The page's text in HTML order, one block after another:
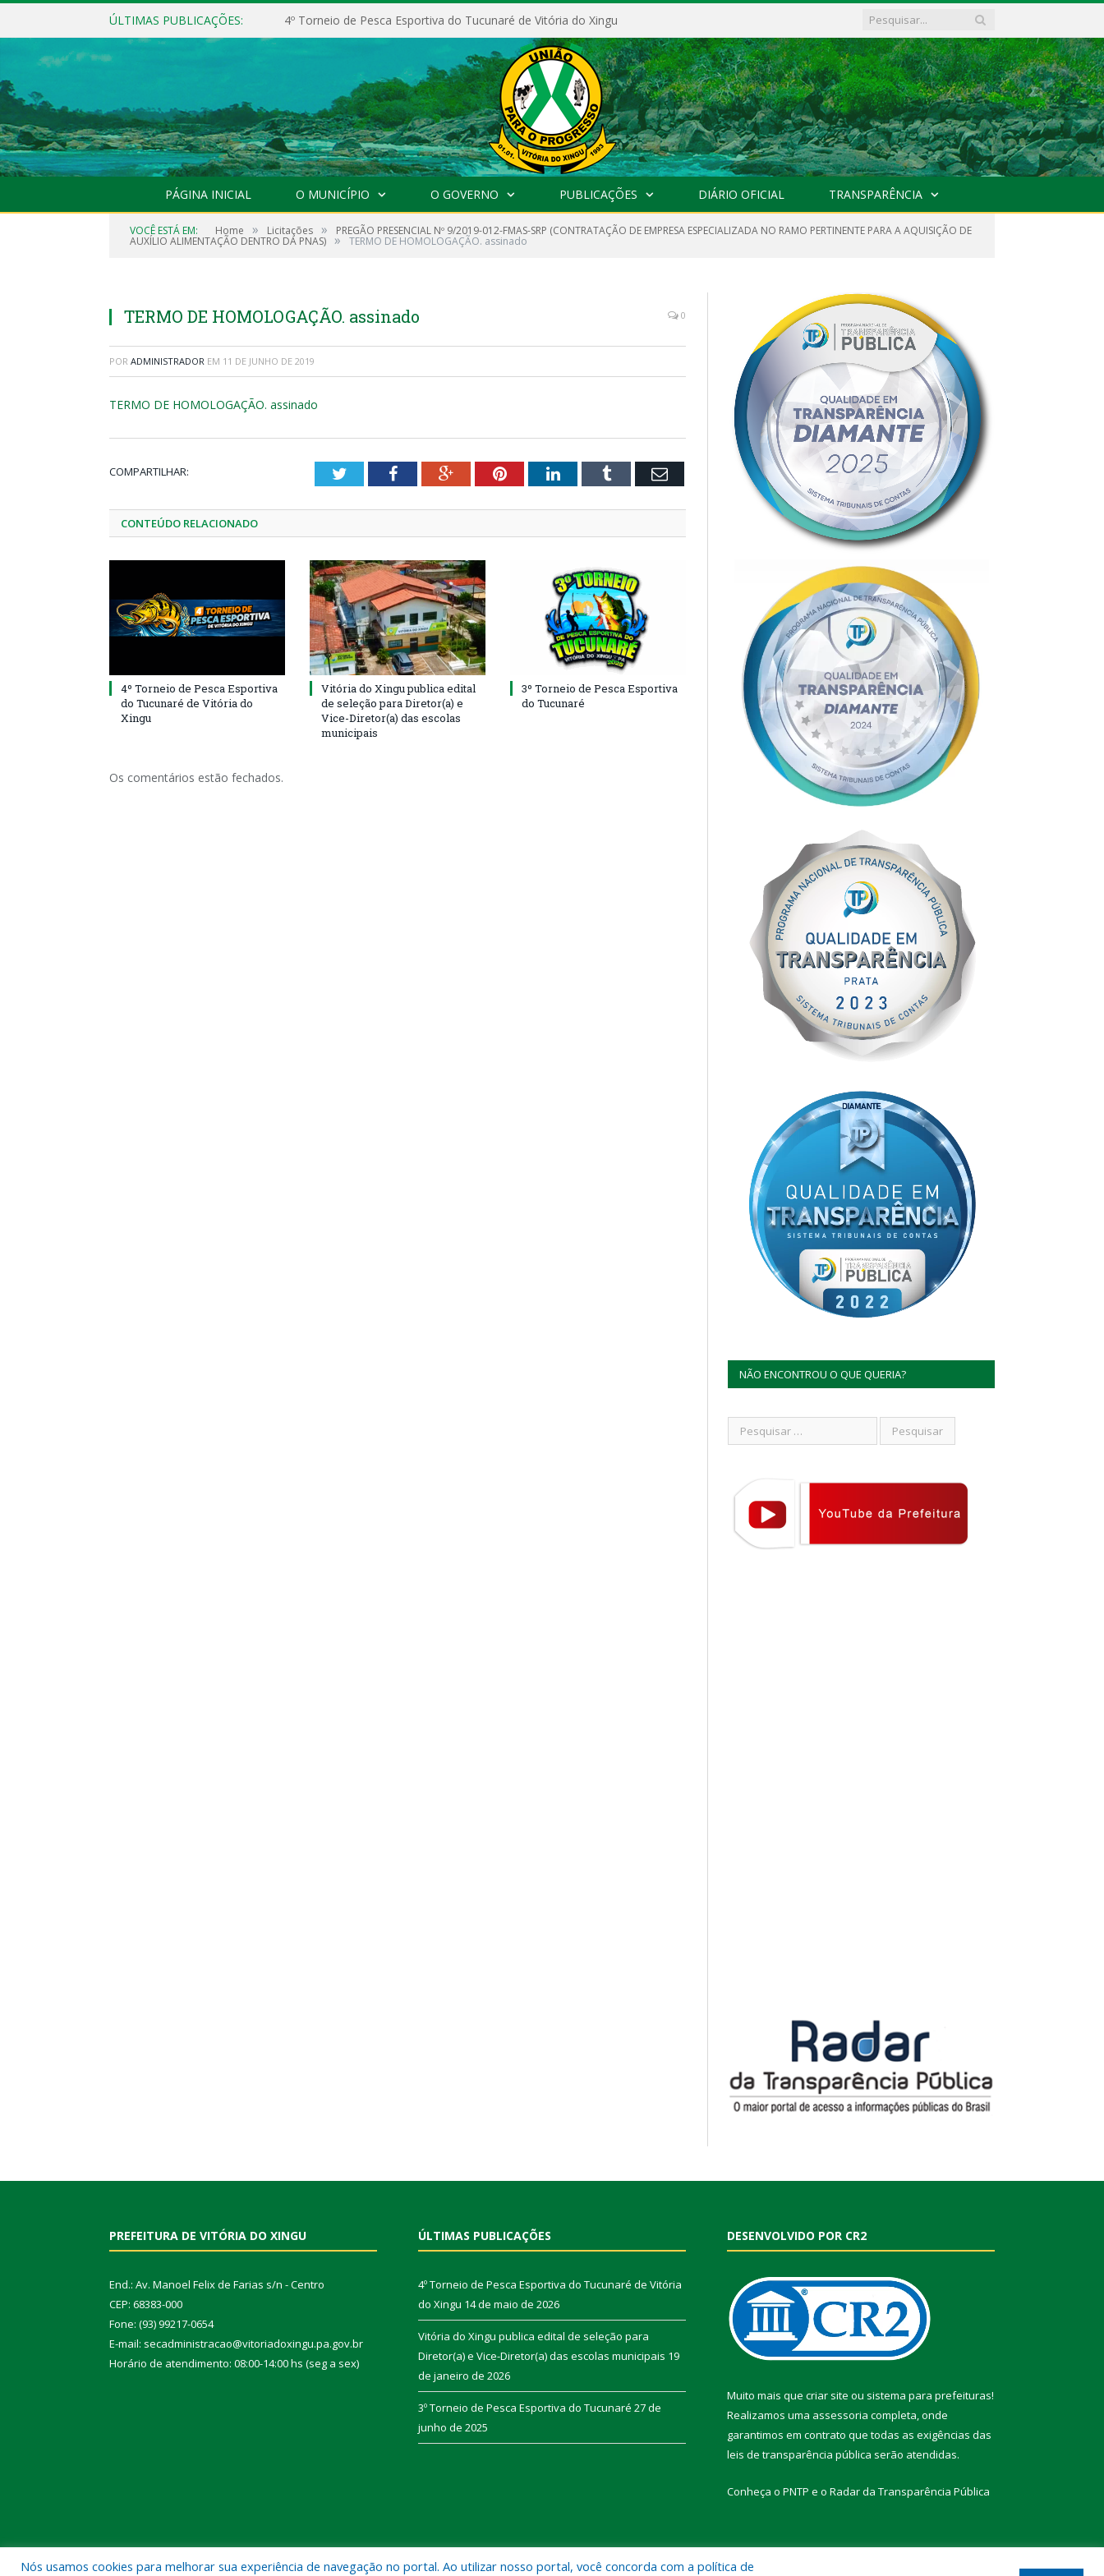
ÚLTIMAS PUBLICAÇÕES: 4º Torneio de Pesca Esportiva do Tucunaré de Vitória do Xingu
PÁGINA INICIAL O MUNICÍPIO O GOVERNO PUBLICAÇÕES DIÁRIO OFICIAL TRANSPARÊNCIA
VOCÊ ESTÁ EM: Home » Licitações » PREGÃO PRESENCIAL Nº 9/2019-012-FMAS-SRP (CONTRATAÇÃO DE EMPRESA ESPECIALIZADA NO RAMO PERTINENTE PARA A AQUISIÇÃO DE
AUXÍLIO ALIMENTAÇÃO DENTRO DA PNAS) » TERMO DE HOMOLOGAÇÃO. assinado
TERMO DE HOMOLOGAÇÃO. assinado 0
POR ADMINISTRADOR EM 11 DE JUNHO DE 2019
TERMO DE HOMOLOGAÇÃO. assinado
COMPARTILHAR: TwitterFacebookGoogle+PinterestLinkedInTumblr Email
CONTEÚDO RELACIONADO
4º Torneio de Pesca Esportiva
do Tucunaré de Vitória do
Xingu
Vitória do Xingu publica edital
de seleção para Diretor(a) e
Vice-Diretor(a) das escolas
municipais
3º Torneio de Pesca Esportiva
do Tucunaré
Os comentários estão fechados.
NÃO ENCONTROU O QUE QUERIA?
PREFEITURA DE VITÓRIA DO XINGU
End.: Av. Manoel Felix de Farias s/n - Centro
CEP: 68383-000
Fone: (93) 99217-0654
E-mail: secadministracao@vitoriadoxingu.pa.gov.br
Horário de atendimento: 08:00-14:00 hs (seg a sex)
ÚLTIMAS PUBLICAÇÕES
4º Torneio de Pesca Esportiva do Tucunaré de Vitória
do Xingu 14 de maio de 2026
Vitória do Xingu publica edital de seleção para
Diretor(a) e Vice-Diretor(a) das escolas municipais 19
de janeiro de 2026
3º Torneio de Pesca Esportiva do Tucunaré 27 de
junho de 2025
DESENVOLVIDO POR CR2
Muito mais que criar site ou sistema para prefeituras!
Realizamos uma assessoria completa, onde
garantimos em contrato que todas as exigências das
leis de transparência pública serão atendidas.
Conheça o PNTP e o Radar da Transparência Pública
Nós usamos cookies para melhorar sua experiência de navegação no portal. Ao utilizar nosso portal, você concorda com a política de